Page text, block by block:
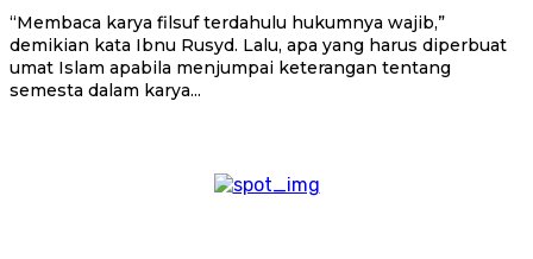
“Membaca karya filsuf terdahulu hukumnya wajib,”
demikian kata Ibnu Rusyd. Lalu, apa yang harus diperbuat
umat Islam apabila menjumpai keterangan tentang
semesta dalam karya...